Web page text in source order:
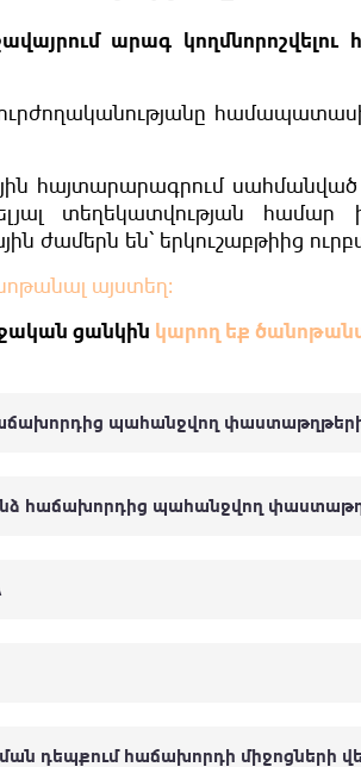
արագ կողմնորոշվելու
հայտարարագրում
տեղեկատվության
ժամերն են՝ երկուշաբթիից
այստեղ։
ցանկին կարող եք
պահանջվող
հաճախորդից պահանջվող
դեպքում հաճախորդի միջոցների